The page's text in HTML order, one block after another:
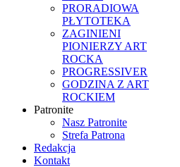
PRORADIOWA
PŁYTOTEKA
ZAGINIENI
PIONIERZY ART
ROCKA
PROGRESSIVER
GODZINA Z ART
ROCKIEM
Patronite
Nasz Patronite
Strefa Patrona
Redakcja
Kontakt